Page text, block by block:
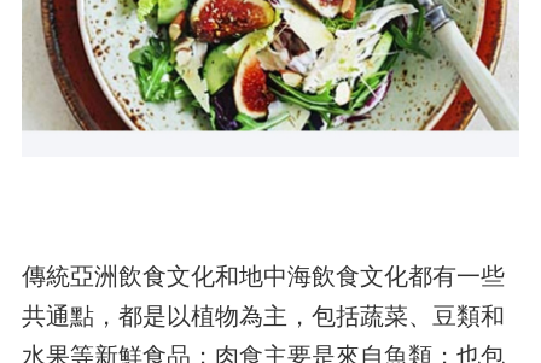
傳統亞洲飲食文化和地中海飲食文化都有一些
共通點，都是以植物為主，包括蔬菜、豆類和
水果等新鮮食品；肉食主要是來自魚類；也包